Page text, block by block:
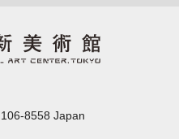
8558 Japan